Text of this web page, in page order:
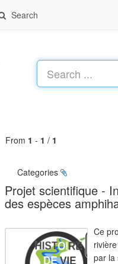
Search
From 1 - 1 / 1
Categories
Projet scientifique -
des espèces
Ce
par la